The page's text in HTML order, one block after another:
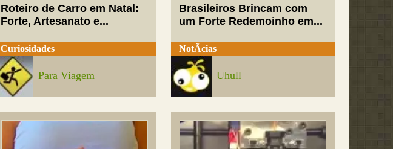
Roteiro de Carro em Natal:
Forte, Artesanato e...
Curiosidades
Para Viagem
Brasileiros Brincam com
um Forte Redemoinho em...
NotÃ­cias
Uhull